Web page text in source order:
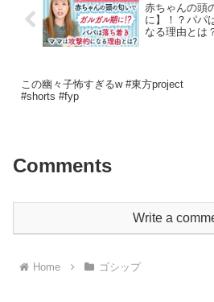
赤ちゃんの頭
に】！？パパ
なる理由とは
この幽々子怖すぎるw #東方project
#shorts #fyp
Comments
Write a
Home ゴシップ